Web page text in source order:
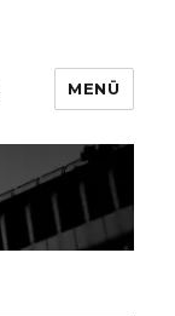
MENÜ